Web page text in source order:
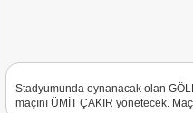
Stadyumunda oynanacak olan
maçını ÜMİT ÇAKIR yönetecek.